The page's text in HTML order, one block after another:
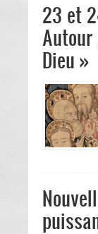
23 et
Dieu »